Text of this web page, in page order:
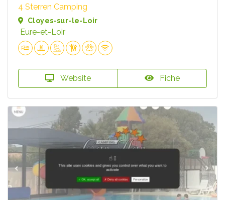
4 Sterren Camping
Cloyes-sur-le-Loir
Eure-et-Loir
Website Fiche